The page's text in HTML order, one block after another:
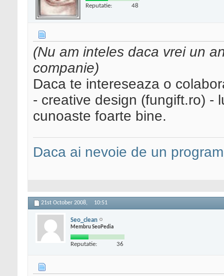
Reputatie: 48
(Nu am inteles daca vrei un
companie)
Daca te intereseaza o
- creative design (fungift.ro) -
cunoaste foarte bine.
Daca ai nevoie de un
21st October 2008, 10:51
Seo_clean
Membru SeoPedia
Reputatie: 36